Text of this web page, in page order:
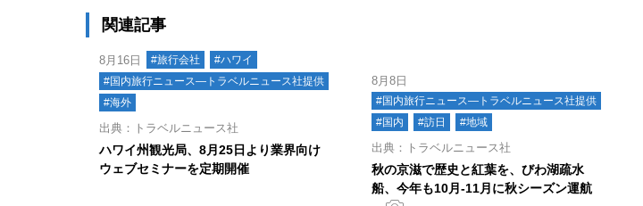
関連記事
8月16日 #旅行会社
#ハワイ
#国内旅行ニュース―トラベルニュース社提供
#海外
出典：トラベルニュース社
ハワイ州観光局、8月25日より業界向け
ウェブセミナーを定期開催
8月8日
#国内旅行ニュース―トラベルニュース社提供
#国内
#訪日 #地域
出典：トラベルニュース社
秋の京滋で歴史と紅葉を、びわ湖疏水
船、今年も10月-11月に秋シーズン運航